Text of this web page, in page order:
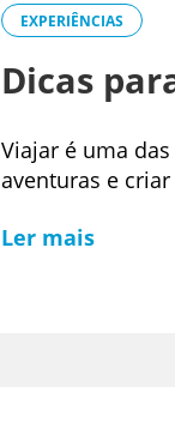
EXPERIÊNCIAS
Dicas
Viajar é uma
aventuras e
Ler mais